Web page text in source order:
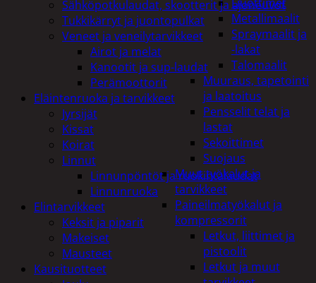
Metallimaalit
Spraymaalit ja
-lakat
Talomaalit
Muuraus, tapetointi
ja laatoitus
Pensselit telat ja
lastat
Sekoittimet
Suojaus
Muut työkalut ja
tarvikkeet
Paineilmatyökalut ja
kompressorit
Letkut, liittimet ja
pistoolit
Letkut ja muut
Sähköpotkulaudat, skootterit ja ajoneuvot
Tukkikärryt ja juontopulkat
Veneet ja veneilytarvikkeet
Airot ja melat
Kanootit ja sup-laudat
Perämoottorit
Eläintenruoka ja tarvikkeet
Jyrsijät
Kissat
Koirat
Linnut
Linnunpöntöt ja ruokintalaudat
Linnunruoka
Elintarvikkeet
Keksit ja piparit
Makeiset
Mausteet
Kausituotteet